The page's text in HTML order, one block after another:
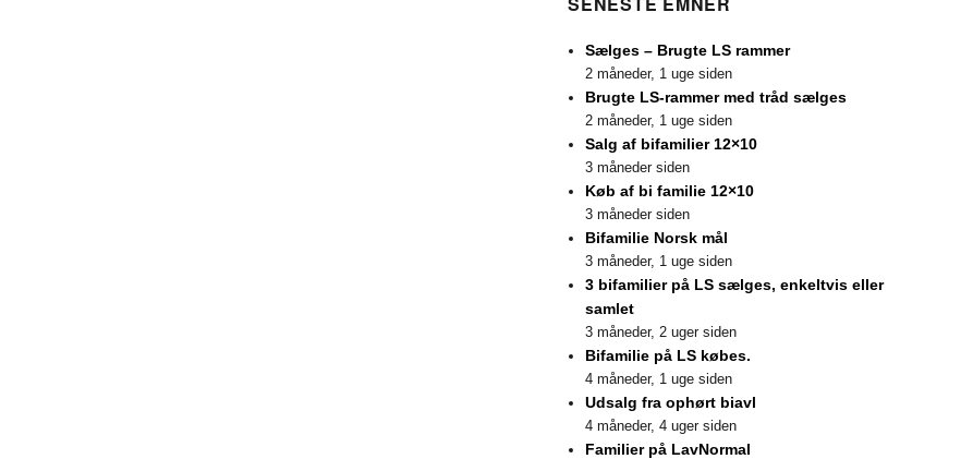
Sælges – Brugte LS rammer
2 måneder, 1 uge siden
Brugte LS-rammer med tråd sælges
2 måneder, 1 uge siden
Salg af bifamilier 12×10
3 måneder siden
Køb af bi familie 12×10
3 måneder siden
Bifamilie Norsk mål
3 måneder, 1 uge siden
3 bifamilier på LS sælges, enkeltvis eller
samlet
3 måneder, 2 uger siden
Bifamilie på LS købes.
4 måneder, 1 uge siden
Udsalg fra ophørt biavl
4 måneder, 4 uger siden
Familier på LavNormal